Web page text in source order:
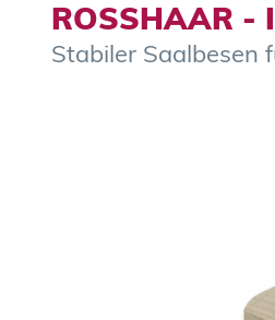
ROSSHAAR -
Stabiler Saalbesen